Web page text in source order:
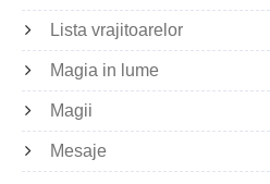
Lista vrajitoarelor
Magia in lume
Magii
Mesaje